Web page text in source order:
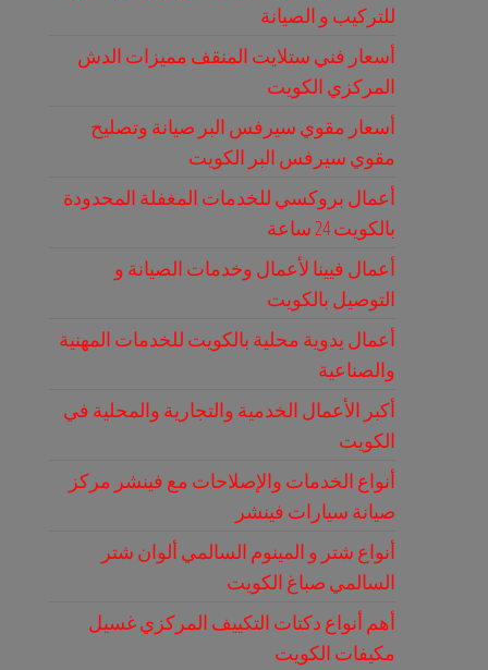
للتركيب و الصيانة
أسعار فني ستلايت المنقف مميزات الدش
المركزي الكويت
أسعار مقوي سيرفس البر صيانة وتصليح
مقوي سيرفس البر الكويت
أعمال بروكسي للخدمات المغفلة المحدودة
بالكويت 24 ساعة
أعمال فيينا لأعمال وخدمات الصيانة و
التوصيل بالكويت
أعمال يدوية محلية بالكويت للخدمات المهنية
والصناعية
أكبر الأعمال الخدمية والتجارية والمحلية في
الكويت
أنواع الخدمات والإصلاحات مع فينشر مركز
صيانة سيارات فينشر
أنواع شتر و المينوم السالمي ألوان شتر
السالمي صباغ الكويت
أهم أنواع دكتات التكييف المركزي غسيل
مكيفات الكويت